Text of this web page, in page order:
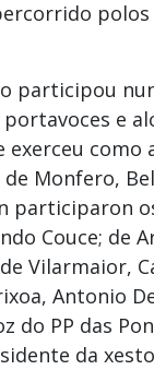
participou
e
exerceu como
Monfero,
participaron
Couce; de
Vilarmaior,
Antonio
do PP das
da